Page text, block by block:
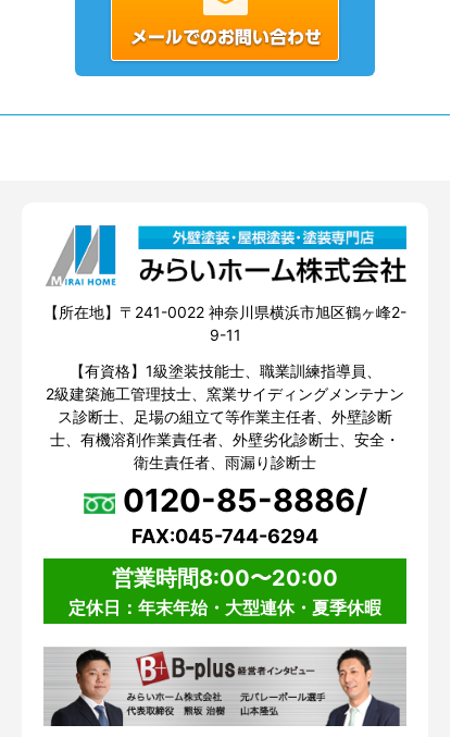
【所在地】〒241-0022 神奈川県横浜市旭区鶴ヶ峰2-
9-11
【有資格】1級塗装技能士、職業訓練指導員、
2級建築施工管理技士、窯業サイディングメンテナン
ス診断士、足場の組立て等作業主任者、外壁診断
士、有機溶剤作業責任者、外壁劣化診断士、安全・
衛生責任者、雨漏り診断士
0120-85-8886/
FAX:045-744-6294
営業時間8:00〜20:00
定休日：年末年始・大型連休・夏季休暇